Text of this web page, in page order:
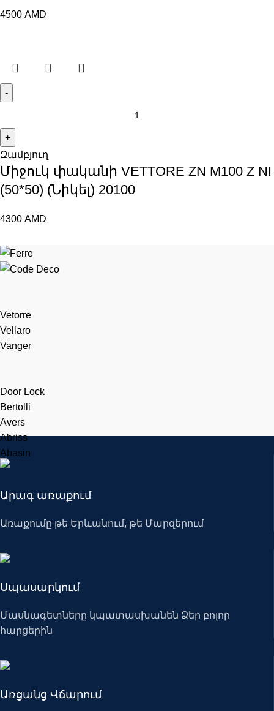
4500 AMD
Զամբյուղ
Միջուկ փականի VETTORE ZN M100 Z NI
(50*50) (Նիկել) 20100
4300 AMD
Vetorre
Vellaro
Vanger
Door Lock
Bertolli
Avers
Abriss
Abasin
Արագ առաքում
Առաքումը թե Երևանում, թե Մարզերում
Սպասարկում
Մասնագետները կպատասխանեն Ձեր բոլոր
հարցերին
Առցանց Վճարում